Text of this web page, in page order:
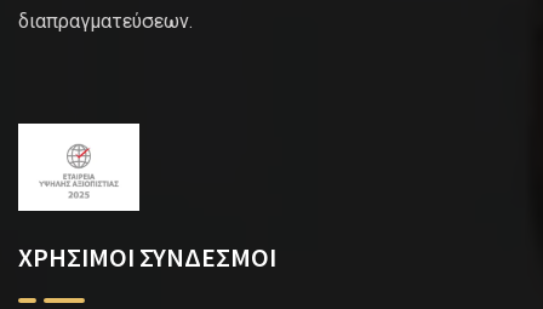
διαπραγματεύσεων.
ΧΡΗΣΙΜΟΙ ΣΥΝΔΕΣΜΟΙ